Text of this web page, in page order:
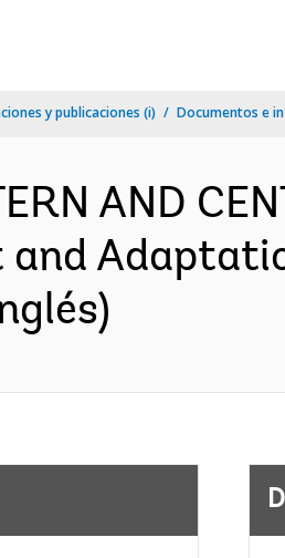
y publicaciones (i) Documentos e
AND
and